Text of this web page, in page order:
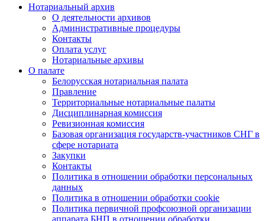
Нотариальный архив
О деятельности архивов
Административные процедуры
Контакты
Оплата услуг
Нотариальные архивы
О палате
Белорусская нотариальная палата
Правление
Территориальные нотариальные палаты
Дисциплинарная комиссия
Ревизионная комиссия
Базовая организация государств-участников СНГ в
сфере нотариата
Закупки
Контакты
Политика в отношении обработки персональных
данных
Политика в отношении обработки cookie
Политика первичной профсоюзной организации
аппарата БНП в отношении обработки